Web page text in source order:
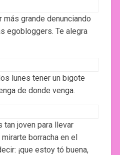
grande denunciando
egobloggers. Te alegra
lunes tener un bigote
de donde venga.
tan joven para llevar
borracha en el
¡que estoy tó buena,